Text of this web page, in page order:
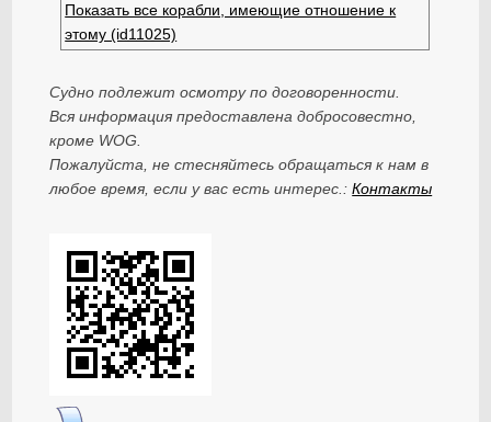
Показать все корабли, имеющие отношение к
этому (id11025)
Судно подлежит осмотру по договоренности.
Вся информация предоставлена добросовестно,
кроме WOG.
Пожалуйста, не стесняйтесь обращаться к нам в
любое время, если у вас есть интерес.:Контакты